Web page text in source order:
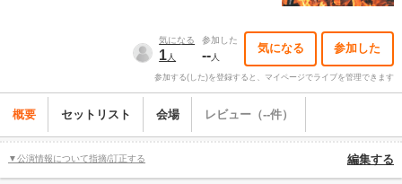
気になる
1人
参加した
--人
気になる 参加した
参加する(した)を登録すると、マイページでライブを管理できます
概要 セットリスト 会場 レビュー（--件）
▼公演情報について指摘/訂正する 編集する